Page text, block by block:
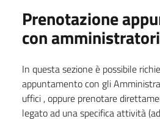
Prenotazione
con
In questa sezione è possibile
appuntamento con gli
uffici , oppure prenotare
legato ad una specifica attività